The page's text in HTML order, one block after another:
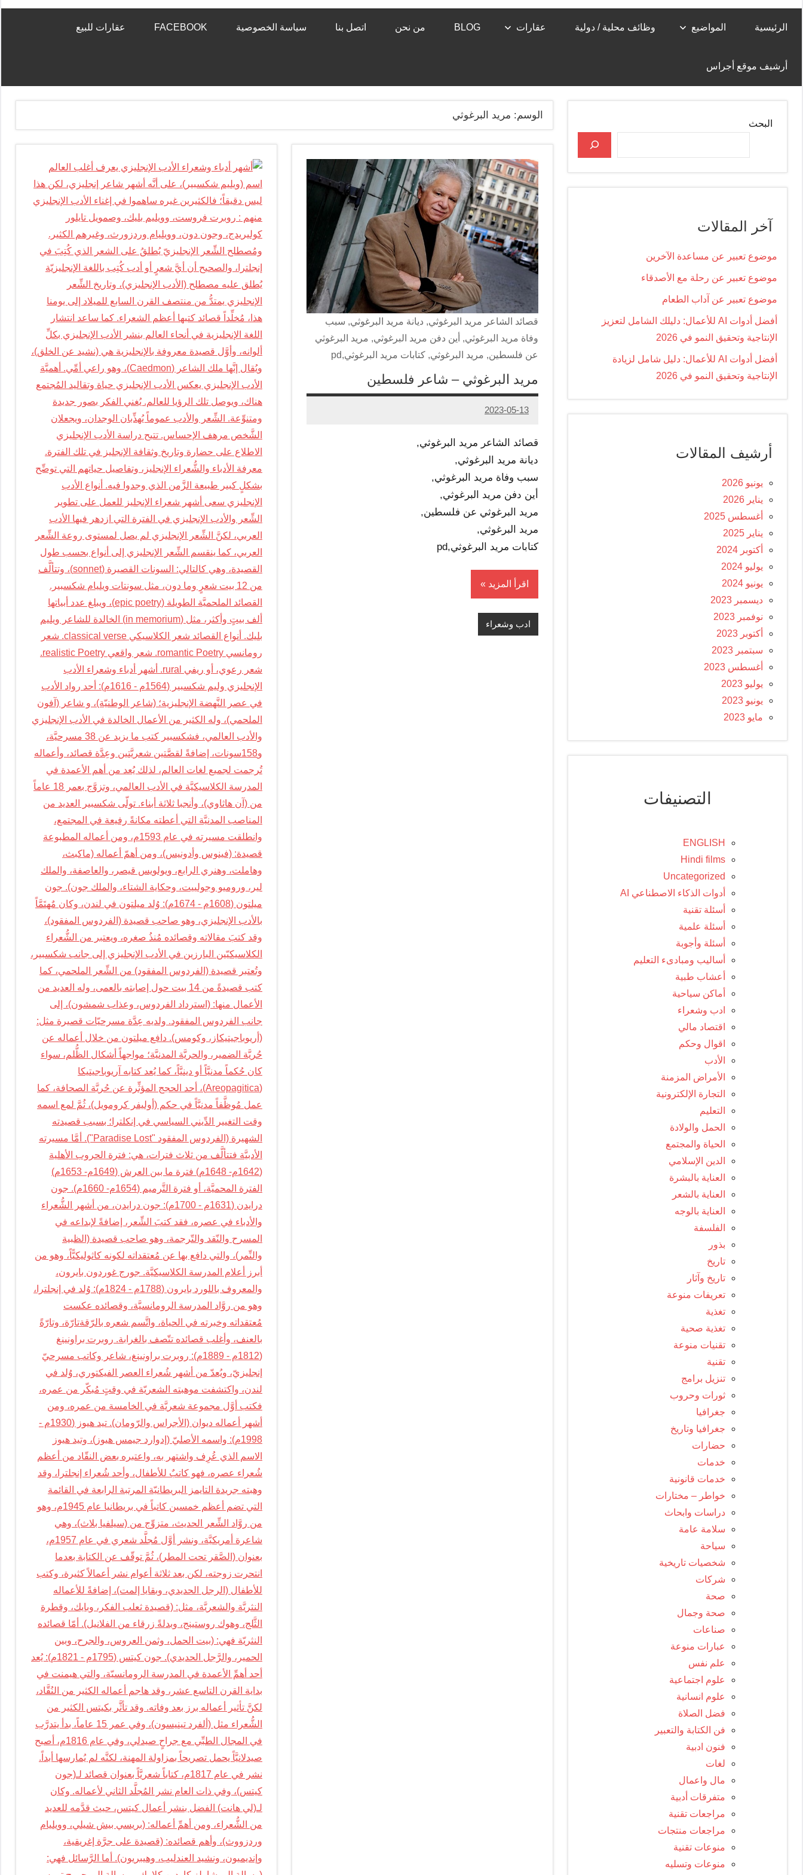
الرئيسية المواضيع وظائف محلية / دولية عقارات BLOG من نحن اتصل بنا سياسة الخصوصية FACEBOOK عقارات للبيع
أرشيف موقع أجراس
الوسم: مريد البرغوثي
قصائد الشاعر مريد البرغوثي, ديانة مريد البرغوثي, سبب
وفاة مريد البرغوثي, أين دفن مريد البرغوثي, مريد البرغوثي
عن فلسطين, مريد البرغوثي, كتابات مريد البرغوثي,pd
مريد البرغوثي – شاعر فلسطين
2023-05-13
Admin
قصائد الشاعر مريد البرغوثي,
ديانة مريد البرغوثي,
سبب وفاة مريد البرغوثي,
أين دفن مريد البرغوثي,
مريد البرغوثي عن فلسطين,
مريد البرغوثي,
كتابات مريد البرغوثي,pd
اقرأ المزيد
ادب وشعراء
البحث
آخر المقالات
موضوع تعبير عن مساعدة الآخرين
موضوع تعبير عن رحلة مع الأصدقاء
موضوع تعبير عن آداب الطعام
أفضل أدوات AI للأعمال: دليلك الشامل لتعزيز
الإنتاجية وتحقيق النمو في 2026
أفضل أدوات AI للأعمال: دليل شامل لزيادة
الإنتاجية وتحقيق النمو في 2026
أرشيف المقالات
يونيو 2026
يناير 2026
أغسطس 2025
يناير 2025
أكتوبر 2024
يوليو 2024
يونيو 2024
ديسمبر 2023
نوفمبر 2023
أكتوبر 2023
سبتمبر 2023
أغسطس 2023
يوليو 2023
يونيو 2023
مايو 2023
التصنيفات
ENGLISH
Hindi films
Uncategorized
أدوات الذكاء الاصطناعي AI
أسئلة تقنية
أسئلة علمية
أسئلة وأجوبة
أساليب ومبادىء التعليم
أعشاب طبية
أماكن سياحية
ادب وشعراء
اقتصاد مالي
اقوال وحكم
الأدب
الأمراض المزمنة
التجارة الإلكترونية
التعليم
الحمل والولادة
الحياة والمجتمع
الدين الإسلامي
العناية بالبشرة
العناية بالشعر
العناية بالوجه
الفلسفة
بذور
تاريخ
تاريخ وآثار
تعريفات منوعة
تغذية
تغذية صحية
تقنيات منوعة
تقنية
تنزيل برامج
ثورات وحروب
جغرافيا
جغرافيا وتاريخ
حضارات
خدمات
خدمات قانونية
خواطر – مختارات
دراسات وابحاث
سلامة عامة
سياحة
شخصيات تاريخية
شركات
صحة
صحة وجمال
صناعات
عبارات منوعة
علم نفس
علوم اجتماعية
علوم انسانية
فضل الصلاة
فن الكتابة والتعبير
فنون ادبية
لغات
مال واعمال
متفرقات أدبية
مراجعات تقنية
مراجعات منتجات
منوعات تقنية
منوعات وتسليه